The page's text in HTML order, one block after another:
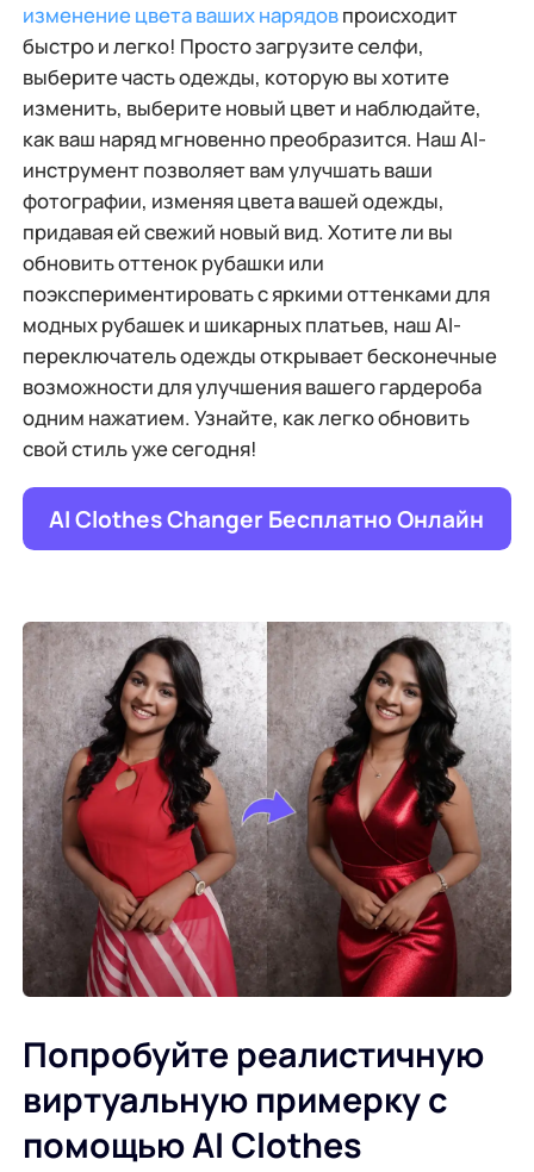
изменение цвета ваших нарядовпроисходит
быстро и легко! Просто загрузите селфи,
выберите часть одежды, которую вы хотите
изменить, выберите новый цвет и наблюдайте,
как ваш наряд мгновенно преобразится. Наш AI-
инструмент позволяет вам улучшать ваши
фотографии, изменяя цвета вашей одежды,
придавая ей свежий новый вид. Хотите ли вы
обновить оттенок рубашки или
поэкспериментировать с яркими оттенками для
модных рубашек и шикарных платьев, наш AI-
переключатель одежды открывает бесконечные
возможности для улучшения вашего гардероба
одним нажатием. Узнайте, как легко обновить
свой стиль уже сегодня!
AI Clothes Changer Бесплатно Онлайн
Попробуйте реалистичную
виртуальную примерку с
помощью AI Clothes